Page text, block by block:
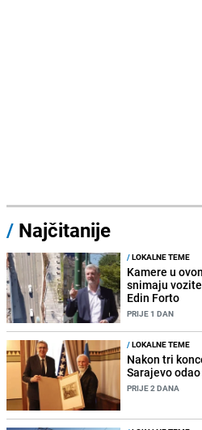
/ Najčitanije
/LOKALNE TEME
Kamere u
snimaju
Edin Forto
PRIJE 1 DAN
/LOKALNE TEME
Nakon tri
Sarajevo
PRIJE 2 DANA